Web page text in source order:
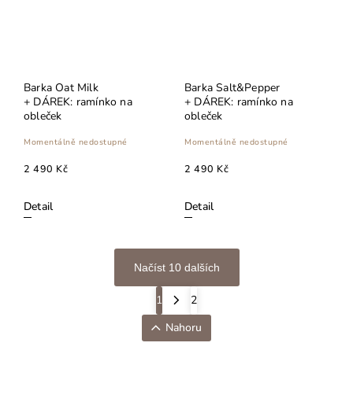
Barka Oat Milk
+ DÁREK: ramínko na
obleček
Momentálně nedostupné
2 490 Kč
Detail
Barka Salt&Pepper
+ DÁREK: ramínko na
obleček
Momentálně nedostupné
2 490 Kč
Detail
Načíst 10 dalších
1
2
Nahoru